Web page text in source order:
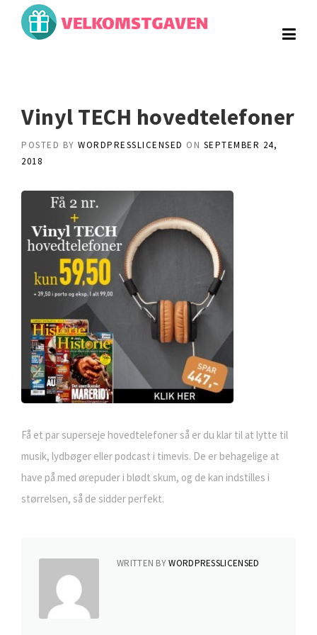
content
Vinyl TECH hovedtelefoner
POSTED BY WORDPRESSLICENSED ON SEPTEMBER 24,
2018
Få et par superseje hovedtelefoner så er du klar til at lytte til
musik, lydbøger eller podcast i timevis. De er behagelige at
have på med ørepuder i blødt skum, og de kan indstilles i
størrelsen, så de sidder perfekt.
WRITTEN BYWORDPRESSLICENSED